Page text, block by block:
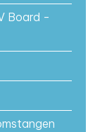
Board -